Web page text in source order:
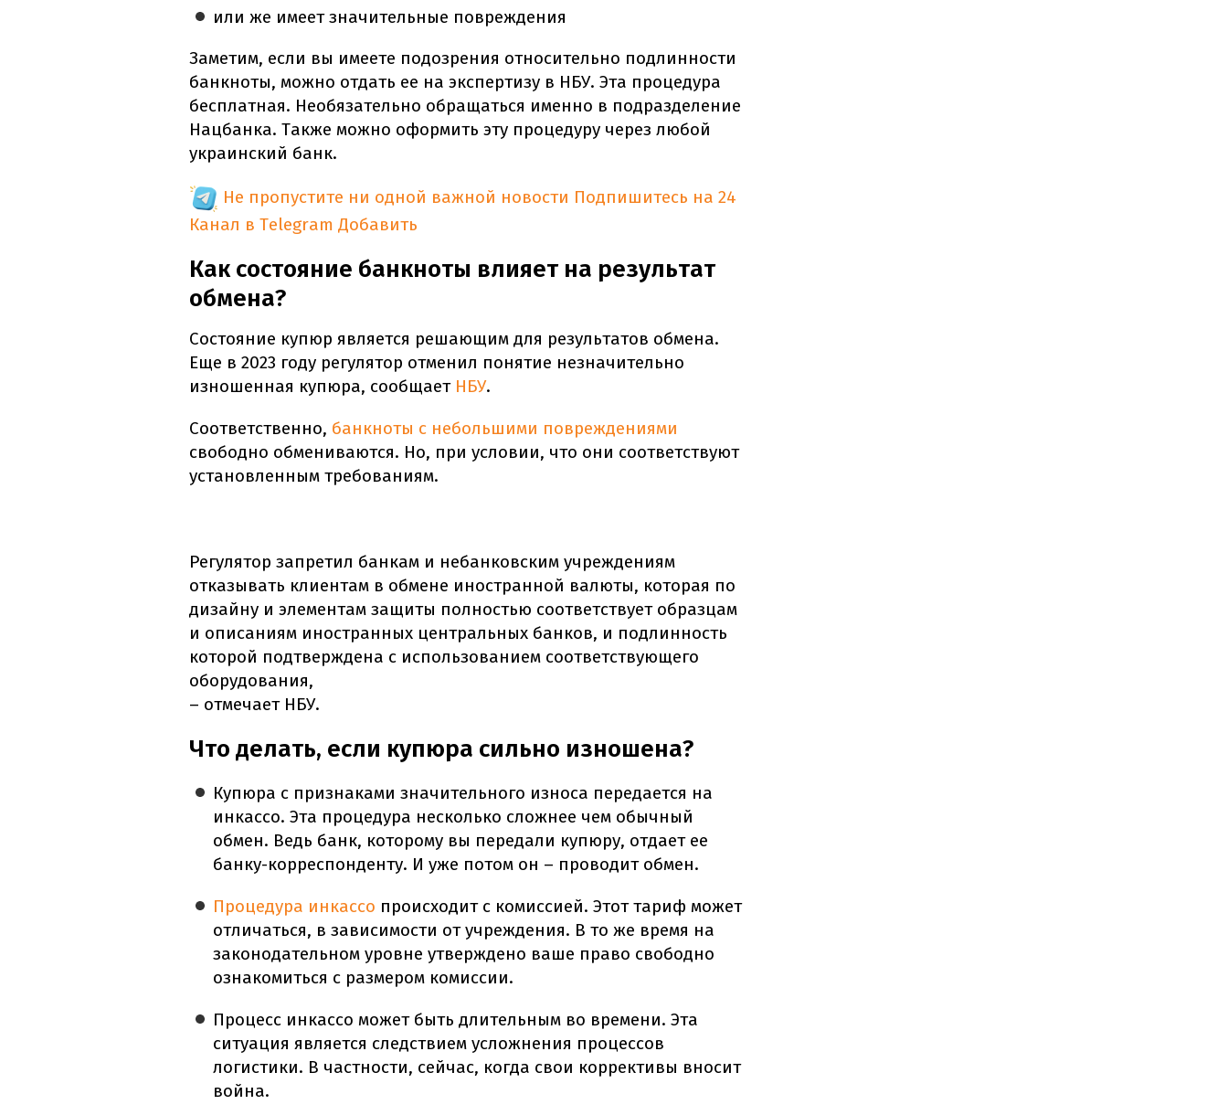
или же имеет значительные повреждения
Заметим, если вы имеете подозрения относительно подлинности
банкноты, можно отдать ее на экспертизу в НБУ. Эта процедура
бесплатная. Необязательно обращаться именно в подразделение
Нацбанка. Также можно оформить эту процедуру через любой
украинский банк.
Не пропустите ни одной важной новости Подпишитесь на 24
Канал в Telegram Добавить
Как состояние банкноты влияет на результат
обмена?
Состояние купюр является решающим для результатов обмена.
Еще в 2023 году регулятор отменил понятие незначительно
изношенная купюра, сообщает НБУ.
Соответственно, банкноты с небольшими повреждениями
свободно обмениваются. Но, при условии, что они соответствуют
установленным требованиям.
Регулятор запретил банкам и небанковским учреждениям
отказывать клиентам в обмене иностранной валюты, которая по
дизайну и элементам защиты полностью соответствует образцам
и описаниям иностранных центральных банков, и подлинность
которой подтверждена с использованием соответствующего
оборудования,
– отмечает НБУ.
Что делать, если купюра сильно изношена?
Купюра с признаками значительного износа передается на
инкассо. Эта процедура несколько сложнее чем обычный
обмен. Ведь банк, которому вы передали купюру, отдает ее
банку-корреспонденту. И уже потом он – проводит обмен.
Процедура инкассо происходит с комиссией. Этот тариф может
отличаться, в зависимости от учреждения. В то же время на
законодательном уровне утверждено ваше право свободно
ознакомиться с размером комиссии.
Процесс инкассо может быть длительным во времени. Эта
ситуация является следствием усложнения процессов
логистики. В частности, сейчас, когда свои коррективы вносит
война.